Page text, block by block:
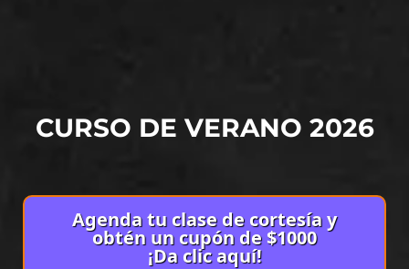
CURSO DE VERANO 2026
Agenda tu clase de cortesía y
obtén un cupón de $1000
¡Da clic aquí!